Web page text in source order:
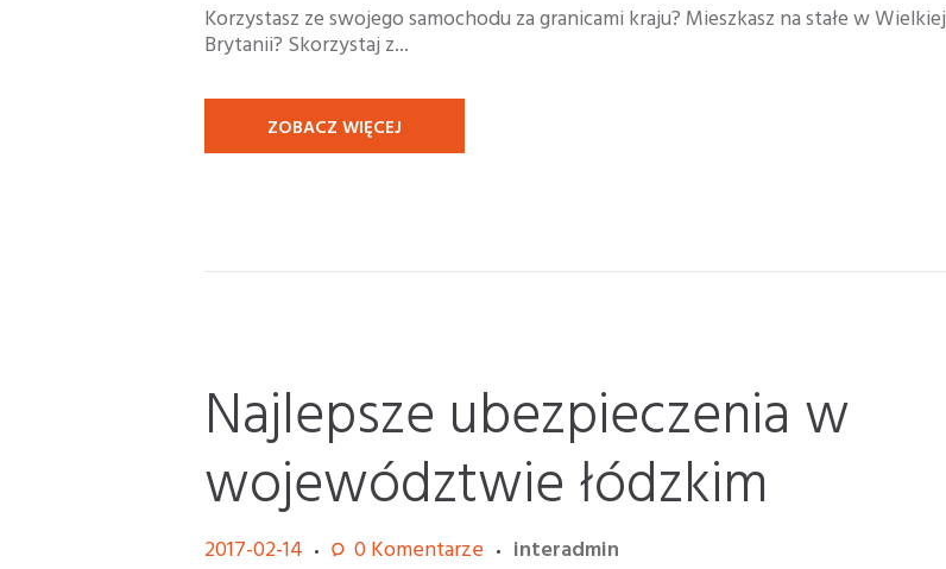
Korzystasz ze swojego samochodu za granicami kraju? Mieszkasz na stałe w Wielkiej
Brytanii? Skorzystaj z...
ZOBACZ WIĘCEJ
Najlepsze ubezpieczenia w
województwie łódzkim
2017-02-14 0Komentarze
interadmin